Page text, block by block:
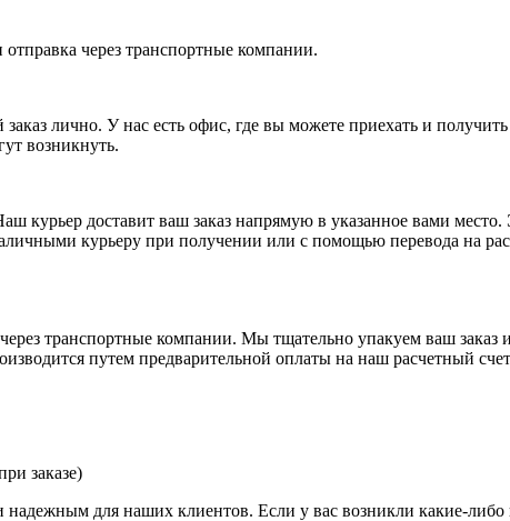
через транспортные компании.
лично. У нас есть офис, где вы можете приехать и
возникнуть.
курьер доставит ваш заказ напрямую в указанное вами место.
курьеру при получении или с помощью перевода на
транспортные компании. Мы тщательно упакуем ваш заказ
путем предварительной оплаты на наш расчетный
заказе)
надежным для наших клиентов. Если у вас возникли какие-